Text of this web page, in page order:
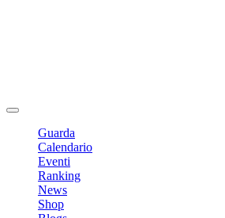
Guarda
Calendario
Eventi
Ranking
News
Shop